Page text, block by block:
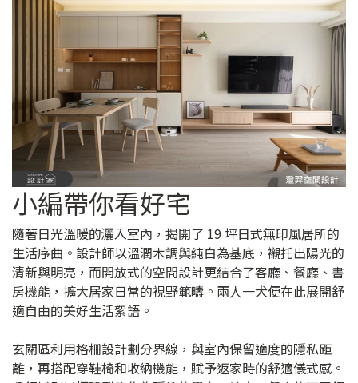
小編帶你看好宅
隨著日光溫暖的灑入室內，揭開了 19 坪日式無印風居所的
生活序曲。設計師以溫潤木調與純白為基底，襯托出陽光的
清新與明亮，而開放式的空間設計更結合了客廳、餐廳、書
房機能，擴大居家日常的視野範疇。兩人一犬便在此展開舒
適自由的美好生活絮語。
玄關區利用格柵設計劃分界線，與室內保留適度的隱私距
離，再搭配穿鞋椅和收納機能，賦予返家時的舒適儀式感。